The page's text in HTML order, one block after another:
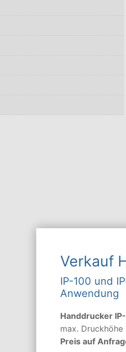
Verkauf
IP-100 und
Anwendung
Handdrucker
max. Druckhöhe
Preis auf